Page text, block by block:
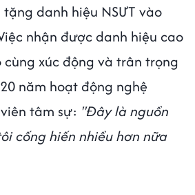
danh hiệu NSƯT vào
nhận được danh hiệu cao
xúc động và trân trọng
năm hoạt động nghệ
tâm sự: "Đây là nguồn
cống hiến nhiều hơn nữa